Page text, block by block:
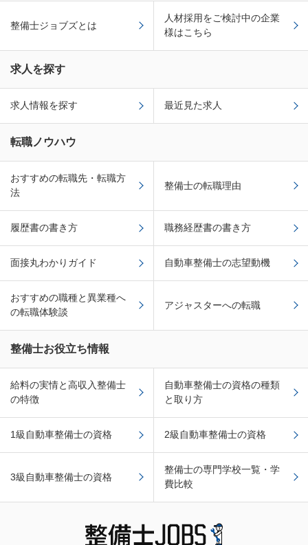
整備士ジョブズとは
人材採用をご検討中の企業
様はこちら
求人を探す
求人情報を探す 最近見た求人
転職ノウハウ
おすすめの転職先・転職方
法
整備士の転職理由
履歴書の書き方 職務経歴書の書き方
面接丸わかりガイド 自動車整備士の志望動機
おすすめの職種と異業種へ
の転職体験談
アジャスターへの転職
整備士お役立ち情報
給料の実情と高収入整備士
の特徴
自動車整備士の資格の種類
と取り方
1級自動車整備士の資格 2級自動車整備士の資格
3級自動車整備士の資格
整備士の専門学校一覧・学
費比較